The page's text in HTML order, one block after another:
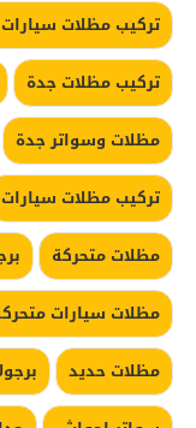
تركيب مظلات
تركيب مظلات جدة
مظلات وسواتر جدة
تركيب مظلات سيارات
مظلات متحركة
مظلات سيارات
مظلات حديد